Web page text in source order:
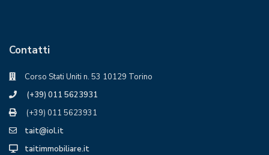
Contatti
Corso Stati Uniti n. 53 10129 Torino
(+39) 011 5623931
(+39) 011 5623931
tait@iol.it
taitimmobiliare.it